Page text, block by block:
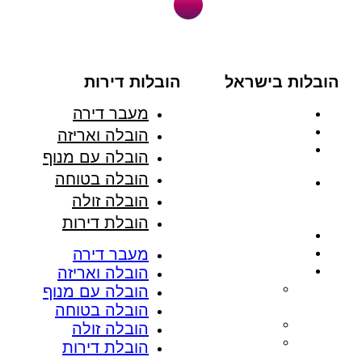
הובלות בישראל
הובלות דירות
מעבר דירה
הובלה ואריזה
הובלה עם מנוף
הובלה בטוחה
הובלה זולה
הובלת דירות
מעבר דירה
הובלה ואריזה
הובלה עם מנוף
הובלה בטוחה
הובלה זולה
הובלת דירות